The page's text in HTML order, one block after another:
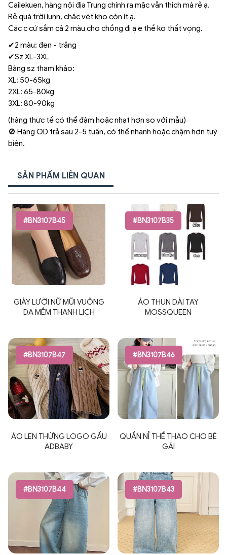
Cailekuen, hàng nội địa Trung chính ra mặc vẫn thích mà rẻ ạ.
Rẻ quá trời lunn, chắc vét kho còn ít ạ.
Các c cứ sắm cả 2 màu cho chồng đi ạ e thề ko thất vọng.
✔2 màu: đen - trắng
✔Sz XL-3XL
Bảng sz tham khảo:
XL: 50-65kg
2XL: 65-80kg
3XL: 80-90kg
(hàng thực tế có thể đậm hoặc nhạt hơn so với mẫu)
🚫 Hàng OD trả sau 2-5 tuần, có thể nhanh hoặc chậm hơn tuỳ
biên.
SẢN PHẨM LIÊN QUAN
#BN3107B45
GIÀY LƯỜI NỮ MŨI VUÔNG
DA MỀM THANH LỊCH
#BN3107B35
ÁO THUN DÀI TAY
MOSSQUEEN
#BN3107B47
ÁO LEN THỪNG LOGO GẤU
ADBABY
#BN3107B46
QUẦN NỈ THỂ THAO CHO BÉ
GÁI
#BN3107B44 #BN3107B43